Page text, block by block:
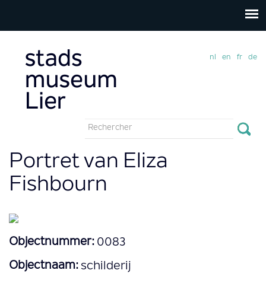
Formulaire
recherche
nl en fr de
Portret van Eliza
Fishbourn
Objectnummer: 0083
Objectnaam: schilderij